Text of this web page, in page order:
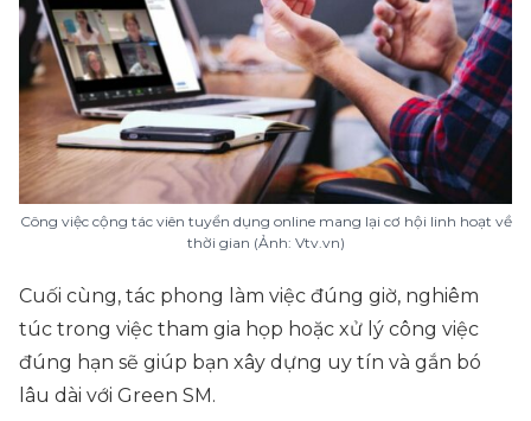
Công việc cộng tác viên tuyển dụng online mang lại cơ hội linh hoạt về
thời gian (Ảnh: Vtv.vn)
Cuối cùng, tác phong làm việc đúng giờ, nghiêm
túc trong việc tham gia họp hoặc xử lý công việc
đúng hạn sẽ giúp bạn xây dựng uy tín và gắn bó
lâu dài với Green SM.